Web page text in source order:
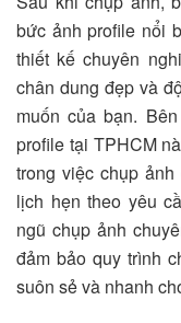
bức ảnh profile nổi
thiết kế chuyên
chân dung đẹp và
muốn của bạn.
profile tại TPHCM
trong việc chụp
lịch hẹn theo yêu
ngũ chụp ảnh
đảm bảo quy trình
suôn sẻ và nhanh